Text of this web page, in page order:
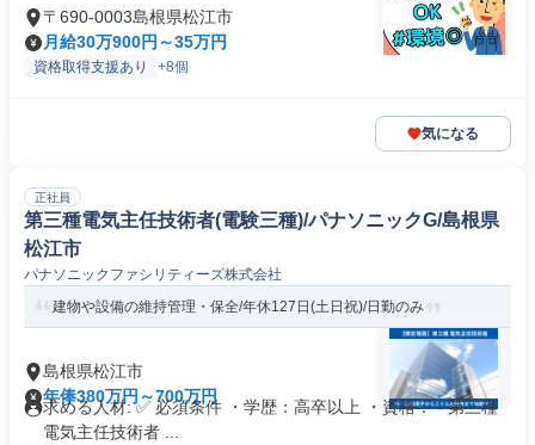
〒690-0003島根県松江市
月給30万900円～35万円
資格取得支援あり +8個
気になる
正社員
第三種電気主任技術者(電験三種)/パナソニックG/島根県
松江市
パナソニックファシリティーズ株式会社
建物や設備の維持管理・保全/年休127日(土日祝)/日勤のみ
島根県松江市
年俸380万円～700万円
求める人材: ✅ 必須条件 ・学歴：高卒以上 ・資格： - 第三種
電気主任技術者 ...